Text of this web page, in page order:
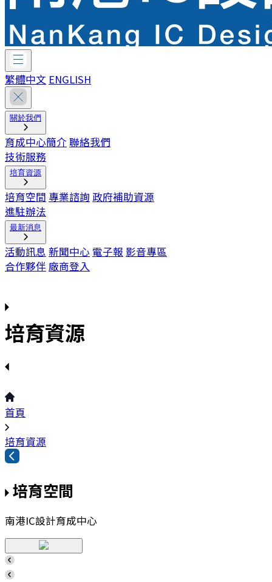
繁體中文 ENGLISH
關於我們
育成中心簡介 聯絡我們
技術服務
培育資源
培育空間 專業諮詢 政府補助資源
進駐辦法
最新消息
活動訊息 新聞中心 電子報 影音專區
合作夥伴 廠商登入
培育資源
首頁
培育資源
培育空間
南港IC設計育成中心